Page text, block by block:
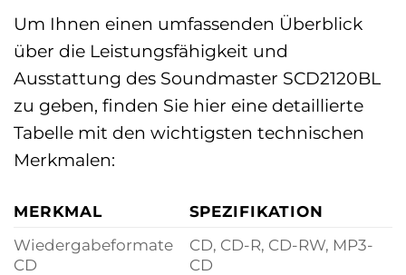
Um Ihnen einen umfassenden Überblick
über die Leistungsfähigkeit und
Ausstattung des Soundmaster SCD2120BL
zu geben, finden Sie hier eine detaillierte
Tabelle mit den wichtigsten technischen
Merkmalen:
MERKMAL
SPEZIFIKATION
Wiedergabeformate
CD
CD, CD-R, CD-RW, MP3-
CD